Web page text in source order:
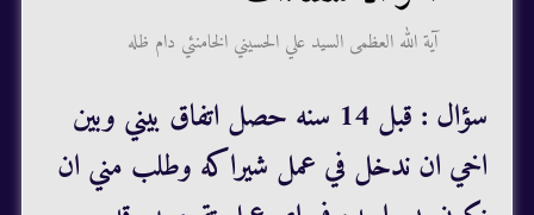
آية الله العظمى السيد علي الحسيني الخامنئي دام ظله
سؤال : قبل 14 سنه حصل اتفاق بيني وبين
اخي ان ندخل في عمل شيراكه وطلب مني ان